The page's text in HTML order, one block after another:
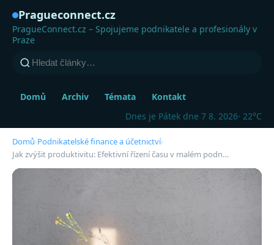
Pragueconnect.cz
PragueConnect.cz – Spojujeme podnikatele a profesionály v
Praze
Domů Archiv Témata
Kontakt
Dnes je Pátek dne 7 8. 2026· 22°C
Domů›Podnikatelské finance a účetnictví›
Jak zvýšit produktivitu: Efektivní řízení času v malém podn…